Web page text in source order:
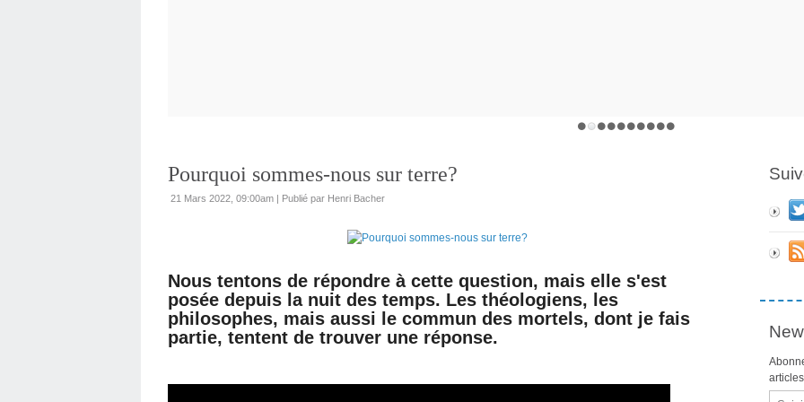
Pourquoi sommes-nous sur terre?
21 Mars 2022, 09:00am | Publié par Henri Bacher
Nous tentons de répondre à cette question, mais elle s'est
posée depuis la nuit des temps. Les théologiens, les
philosophes, mais aussi le commun des mortels, dont je fais
partie, tentent de trouver une réponse.
Email